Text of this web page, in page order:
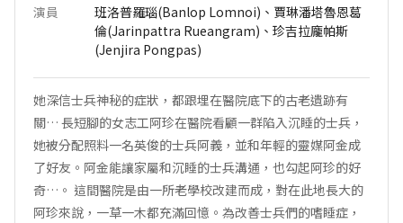
演員
班洛普羅瑙(Banlop Lomnoi)、賈琳潘塔魯恩葛
倫(Jarinpattra Rueangram)、珍吉拉龐帕斯
(Jenjira Pongpas)
她深信士兵神秘的症狀，都跟埋在醫院底下的古老遺跡有
關… 長短腳的女志工阿珍在醫院看顧一群陷入沉睡的士兵，
她被分配照料一名英俊的士兵阿義，並和年輕的靈媒阿金成
了好友。阿金能讓家屬和沉睡的士兵溝通，也勾起阿珍的好
奇…。 這間醫院是由一所老學校改建而成，對在此地長大的
阿珍來說，一草一木都充滿回憶。為改善士兵們的嗜睡症，